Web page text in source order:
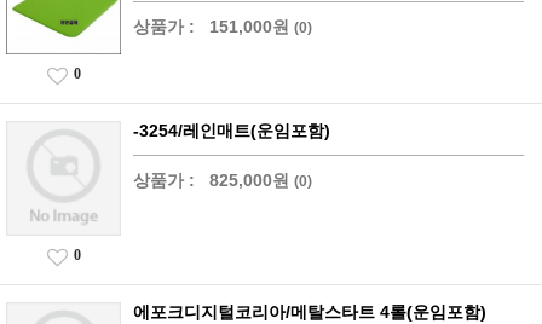
상품가 : 151,000원 (0)
0
-3254/레인매트(운임포함)
상품가 : 825,000원 (0)
0
에포크디지털코리아/메탈스타트 4롤(운임포함)